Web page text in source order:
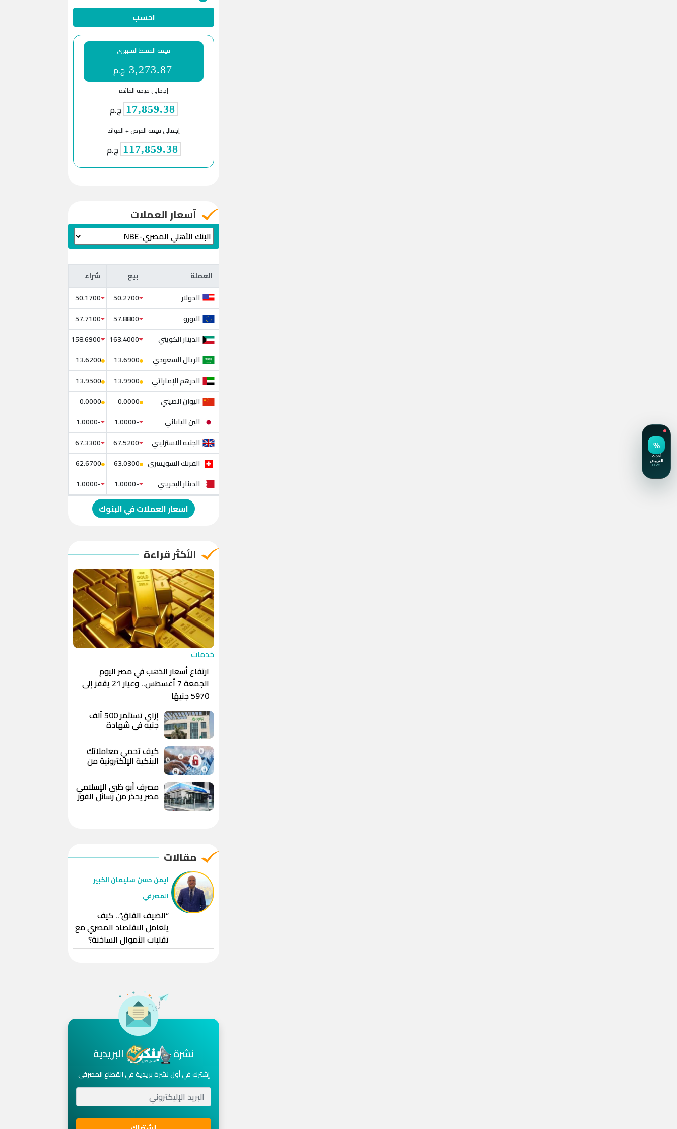
احسب
قيمة القسط الشهري
3,273.87 ج.م
إجمالي قيمة الفائدة
17,859.38 ج.م
إجمالي قيمة القرض + الفوائد
117,859.38 ج.م
آسعار العملات
العملة بيع شراء العملة بيع
شراء
الدولار
50.2700
50.1700
اليورو
57.8800
57.7100
الدينار الكويتي
163.4000
158.6900
الريال السعودي
13.6900
13.6200
الدرهم الإماراتي
13.9900
13.9500
اليوان الصيني
0.0000
0.0000
الين الياباني
-1.0000
-1.0000
الجنيه الاسترليني
67.5200
67.3300
الفرنك السويسرى
63.0300
62.6700
الدينار البحريني
-1.0000
-1.0000
الدولار الإسترالي
-1.0000
-1.0000
الدينار الأردني
-1.0000
-1.0000
اسعار العملات في البنوك
الأكثر قراءة
خدمات
ارتفاع أسعار الذهب في مصر اليوم
الجمعة 7 أغسطس.. وعيار 21 يقفز إلى
5970 جنيهًا
إزاي تستثمر 500 ألف
جنيه في شهادة
«الصفوة» من بنك بيت
بعد رفع العائد؟
كيف تحمي معاملاتك
البنكية الإلكترونية من
الاحتيال والاختراق؟
مصرف أبو ظبي الإسلامي
مصر يحذر من رسائل الفوز
بهدايا وعروض مزيفة
مقالات
ايمن حسن سليمان الخبير
المصرفي
“الضيف القلق”.. كيف
يتعامل الاقتصاد المصري مع
تقلبات الأموال الساخنة؟
نشرة البريدية
إشترك في أول نشرة بريدية في القطاع المصرفي